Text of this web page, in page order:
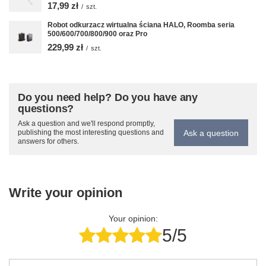
17,99 zł / szt.
Robot odkurzacz wirtualna ściana HALO, Roomba seria
500/600/700/800/900 oraz Pro
229,99 zł / szt.
Do you need help? Do you have any
questions?
Ask a question and we'll respond promptly,
publishing the most interesting questions and
answers for others.
Ask a question
Write your opinion
Your opinion:
5/5